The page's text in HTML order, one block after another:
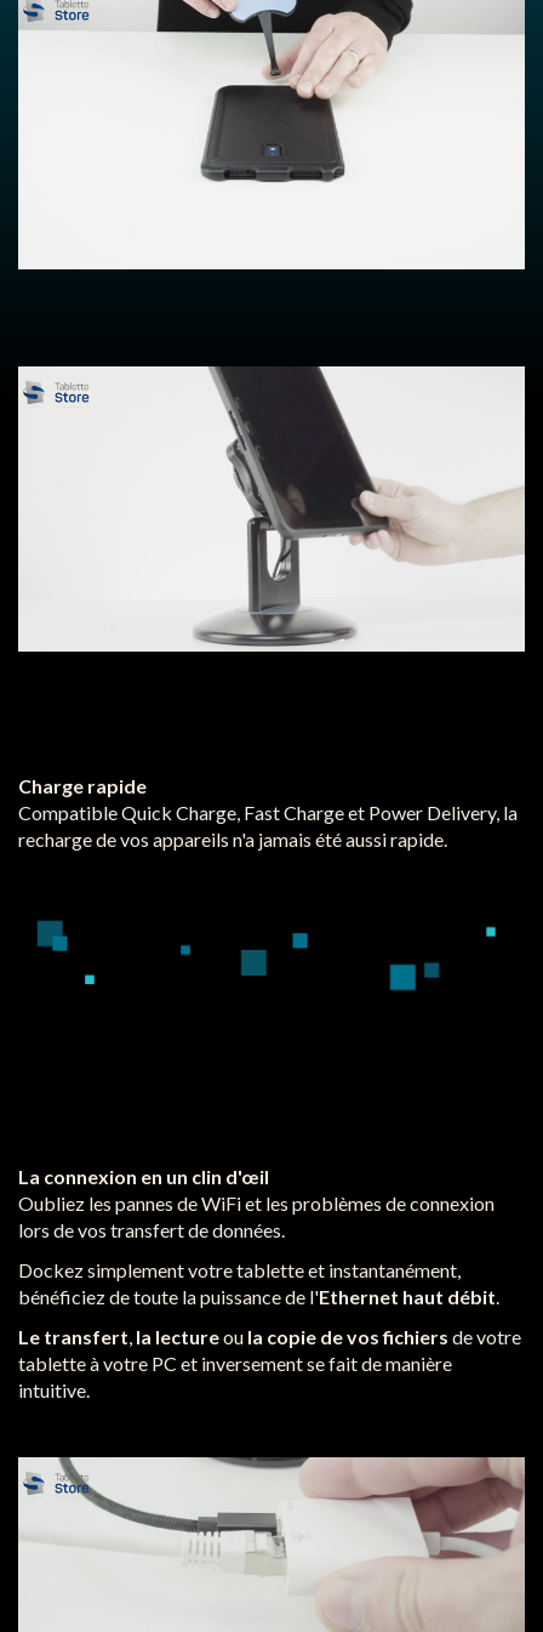
Charge rapide
Compatible Quick Charge, Fast Charge et Power Delivery, la
recharge de vos appareils n'a jamais été aussi rapide.
La connexion en un clin d'œil
Oubliez les pannes de WiFi et les problèmes de connexion
lors de vos transfert de données.
Dockez simplement votre tablette et instantanément,
bénéficiez de toute la puissance de l'Ethernet haut débit
Le transfert la lectureou la copie de vos fichiers de votre
tablette à votre PC et inversement se fait de manière
intuitive.